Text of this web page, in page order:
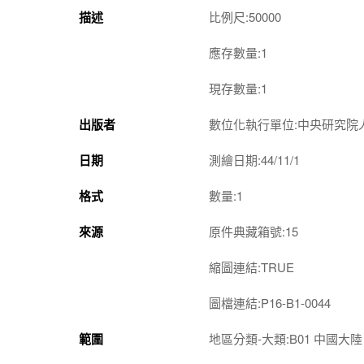
描述 比例尺:50000
應存數量:1
現存數量:1
出版者 數位化執行單位:中央研究
日期 測繪日期:44/11/1
格式 數量:1
來源 原件典藏箱號:15
縮圖連結:TRUE
圖檔連結:P16-B1-0044
範圍 地區分類-大類:B01 中國大陸